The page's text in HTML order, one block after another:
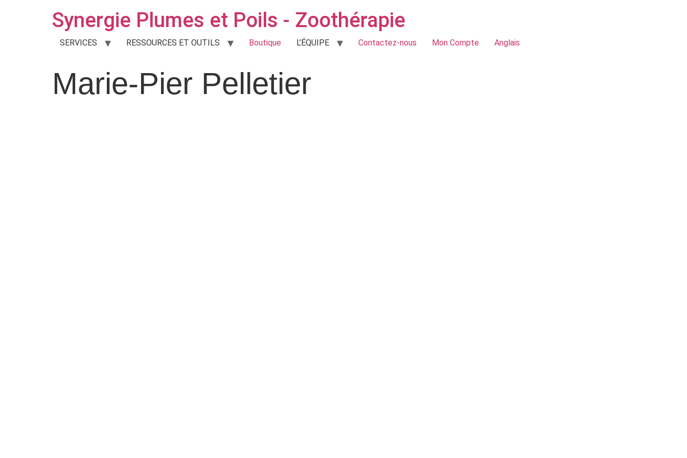
Synergie Plumes et Poils - Zoothérapie
SERVICES RESSOURCES ET OUTILS Boutique L’ÉQUIPE Contactez-nous Mon Compte Anglais
Marie-Pier Pelletier